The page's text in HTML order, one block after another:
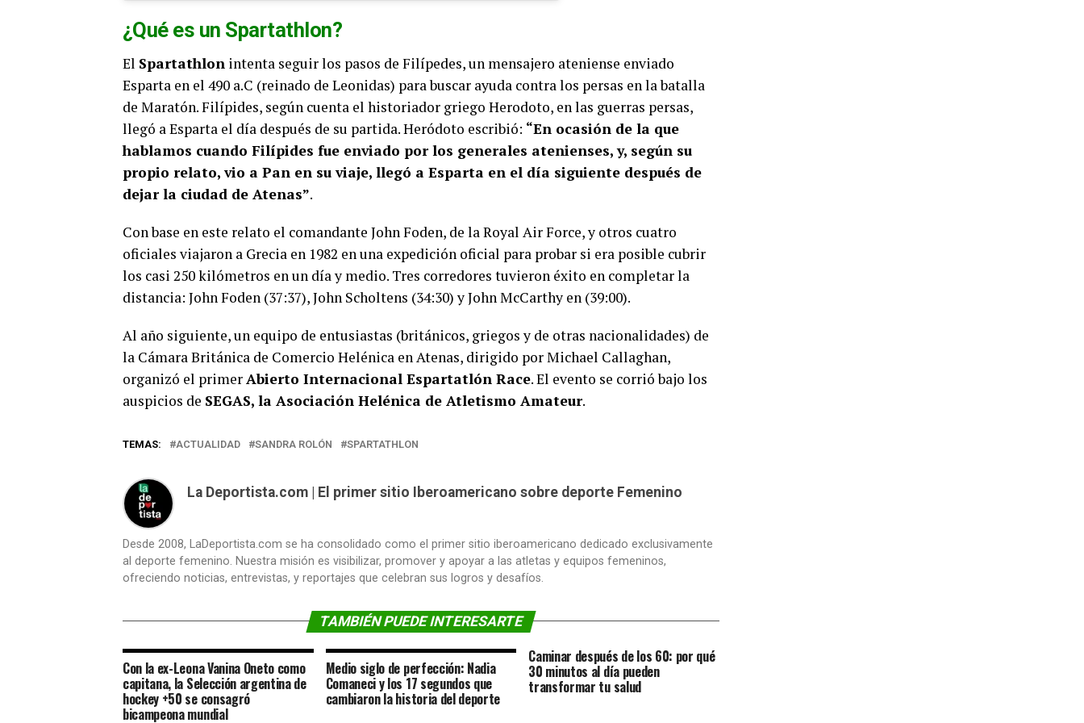
¿Qué es un Spartathlon?
El Spartathlon intenta seguir los pasos de Filípedes, un mensajero ateniense enviado
Esparta en el 490 a.C (reinado de Leonidas) para buscar ayuda contra los persas en la batalla
de Maratón. Filípides, según cuenta el historiador griego Herodoto, en las guerras persas,
llegó a Esparta el día después de su partida. Heródoto escribió: “En ocasión de la que
hablamos cuando Filípides fue enviado por los generales atenienses, y, según su
propio relato, vio a Pan en su viaje, llegó a Esparta en el día siguiente después de
dejar la ciudad de Atenas”.
Con base en este relato el comandante John Foden, de la Royal Air Force, y otros cuatro
oficiales viajaron a Grecia en 1982 en una expedición oficial para probar si era posible cubrir
los casi 250 kilómetros en un día y medio. Tres corredores tuvieron éxito en completar la
distancia: John Foden (37:37), John Scholtens (34:30) y John McCarthy en (39:00).
Al año siguiente, un equipo de entusiastas (británicos, griegos y de otras nacionalidades) de
la Cámara Británica de Comercio Helénica en Atenas, dirigido por Michael Callaghan,
organizó el primer Abierto Internacional Espartatlón Race. El evento se corrió bajo los
auspicios de SEGAS, la Asociación Helénica de Atletismo Amateur.
TEMAS: ACTUALIDAD SANDRA ROLÓN SPARTATHLON
La Deportista.com | El primer sitio Iberoamericano sobre deporte Femenino
Desde 2008, LaDeportista.com se ha consolidado como el primer sitio iberoamericano dedicado exclusivamente
al deporte femenino. Nuestra misión es visibilizar, promover y apoyar a las atletas y equipos femeninos,
ofreciendo noticias, entrevistas, y reportajes que celebran sus logros y desafíos.
TAMBIÉN PUEDE INTERESARTE
Con la ex-Leona Vanina Oneto como
capitana, la Selección argentina de
hockey +50 se consagró
bicampeona mundial
Medio siglo de perfección: Nadia
Comaneci y los 17 segundos que
cambiaron la historia del deporte
Caminar después de los 60: por qué
30 minutos al día pueden
transformar tu salud